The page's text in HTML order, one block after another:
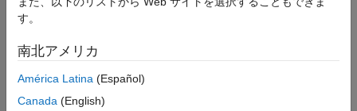
項目一覧
説明
入力引数
制限
構文
説明
addDeviceTree(
す。
南北アメリカ
América Latina (Español)
Canada (English)